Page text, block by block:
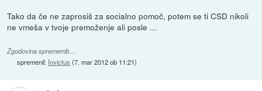
Tako da če ne zaprosiš za socialno pomoč, potem se ti CSD nikoli
ne vmeša v tvoje premoženje ali posle ...
Zgodovina sprememb…
spremenil: Invictus (7. mar 2012 ob 11:21)